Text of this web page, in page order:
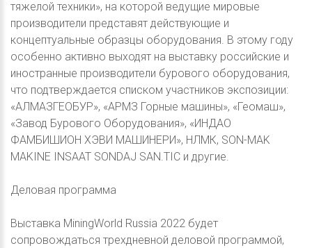
тяжелой техники», на которой ведущие мировые
производители представят действующие и
концептуальные образцы оборудования. В этому году
особенно активно выходят на выставку российские и
иностранные производители бурового оборудования,
что подтверждается списком участников экспозиции:
«АЛМАЗГЕОБУР», «АРМЗ Горные машины», «Геомаш»,
«Завод Бурового Оборудования», «ИНДАО
ФАМБИШИОН ХЭВИ МАШИНЕРИ», НЛМК, SON-MAK
MAKINE INSAAT SONDAJ SAN.TIC и другие.
Деловая программа
Выставка MiningWorld Russia 2022 будет
сопровождаться трехдневной деловой программой,